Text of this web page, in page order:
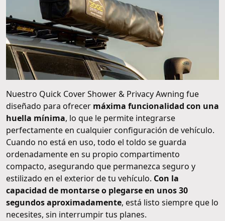
Nuestro Quick Cover Shower & Privacy Awning fue
diseñado para ofrecer máxima funcionalidad con una
huella mínima, lo que le permite integrarse
perfectamente en cualquier configuración de vehículo.
Cuando no está en uso, todo el toldo se guarda
ordenadamente en su propio compartimento
compacto, asegurando que permanezca seguro y
estilizado en el exterior de tu vehículo. Con la
capacidad de montarse o plegarse en unos 30
segundos aproximadamente, está listo siempre que lo
necesites, sin interrumpir tus planes.